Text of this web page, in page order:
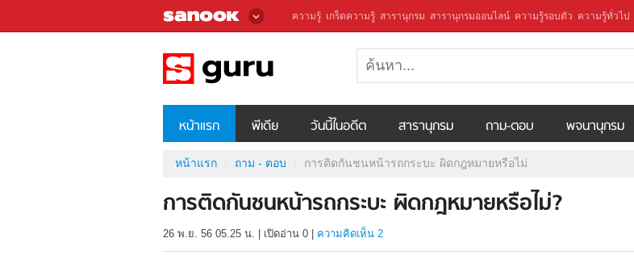
ความรู้ เกร็ดความรู้ สารานุกรม สารานุกรมออนไลน์ ความรู้รอบตัว ความรู้ทั่วไป
หน้าแรก พีเดีย วันนี้ในอดีต สารานุกรม ถาม-ตอบ พจนานุกรม
หน้าแรก ถาม - ตอบ การติดกันชนหน้ารถกระบะ ผิดกฎหมายหรือไม่
การติดกันชนหน้ารถกระบะ ผิดกฎหมายหรือไม่?
26 พ.ย. 56 05.25 น. เปิดอ่าน 0 ความคิดเห็น 2